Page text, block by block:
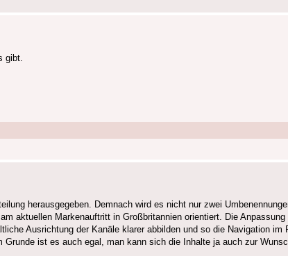
gibt.
herausgegeben. Demnach wird es nicht nur zwei
aktuellen Markenauftritt in Großbritannien orientiert. Die
Ausrichtung der Kanäle klarer abbilden und so die Navigation im
ist es auch egal, man kann sich die Inhalte ja auch zur